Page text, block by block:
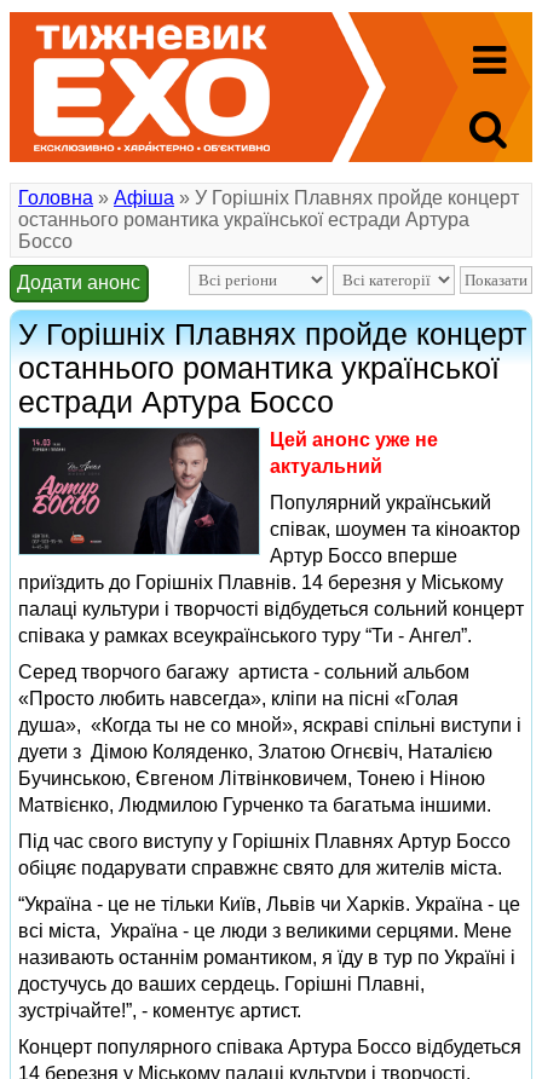
Головна » Афіша » У Горішніх Плавнях пройде концерт
останнього романтика української естради Артура
Боссо
Додати анонс
У Горішніх Плавнях пройде концерт
останнього романтика української
естради Артура Боссо
Цей анонс уже не
актуальний
Популярний український
співак, шоумен та кіноактор
Артур Боссо вперше
приїздить до Горішніх Плавнів. 14 березня у Міському
палаці культури і творчості відбудеться сольний концерт
співака у рамках всеукраїнського туру “Ти - Ангел”.
Серед творчого багажу артиста - сольний альбом
«Просто любить навсегда», кліпи на пісні «Голая
душа», «Когда ты не со мной», яскраві спільні виступи і
дуети з Дімою Коляденко, Златою Огнєвіч, Наталією
Бучинською, Євгеном Літвінковичем, Тонею і Ніною
Матвієнко, Людмилою Гурченко та багатьма іншими.
Під час свого виступу у Горішніх Плавнях Артур Боссо
обіцяє подарувати справжнє свято для жителів міста.
“Україна - це не тільки Київ, Львів чи Харків. Україна - це
всі міста, Україна - це люди з великими серцями. Мене
називають останнім романтиком, я їду в тур по Україні і
достучусь до ваших сердець. Горішні Плавні,
зустрічайте!”, - коментує артист.
Концерт популярного співака Артура Боссо відбудеться
14 березня у Міському палаці культури і творчості.